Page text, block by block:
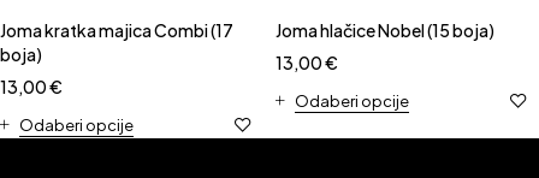
Joma kratka majica Combi (17
boja)
13,00€
Odaberi opcije
Joma hlačice Nobel (15 boja)
13,00€
Odaberi opcije